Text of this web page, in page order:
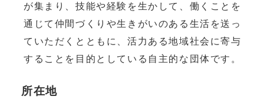
が集まり、技能や経験を生かして、働くことを
通じて仲間づくりや生きがいのある生活を送っ
ていただくとともに、活力ある地域社会に寄与
することを目的としている自主的な団体です。
所在地